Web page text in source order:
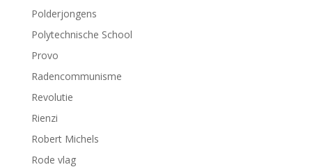
Polderjongens
Polytechnische School
Provo
Radencommunisme
Revolutie
Rienzi
Robert Michels
Rode vlag